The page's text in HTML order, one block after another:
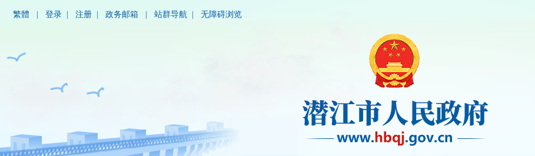
繁體 登录 注册 政务邮箱 站群导航 无障碍浏览